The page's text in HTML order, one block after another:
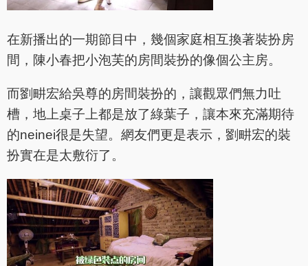
在新播出的一期節目中，幾個家庭相互換著裝扮房
間，陳小春把小泡芙的房間裝扮的像個公主房。
而劉畊宏給吳尊的房間裝扮的，讓觀眾們無力吐
槽，地上桌子上都是放了綠葉子，讓本來充滿期待
的neinei很是失望。網友們更是表示，劉畊宏的裝
扮實在是太敷衍了。